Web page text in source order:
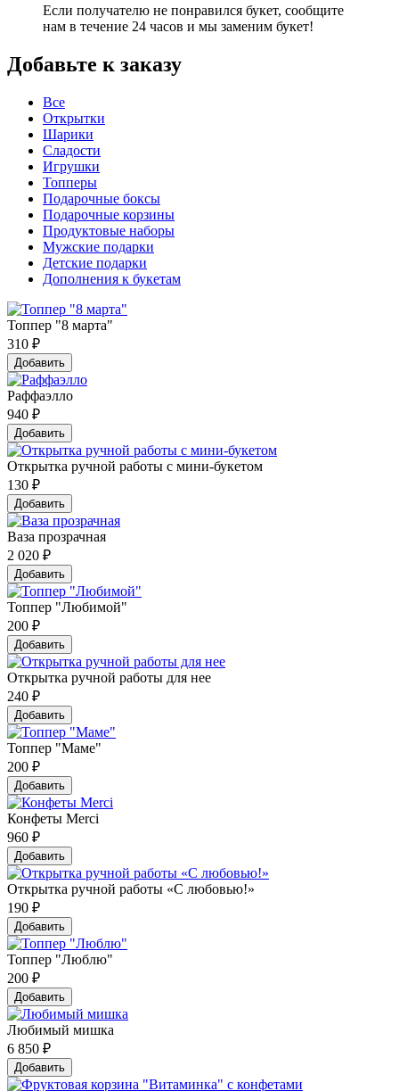
Если получателю не понравился букет, сообщите
нам в течение 24 часов и мы заменим букет!
Добавьте к заказу
Все
Открытки
Шарики
Сладости
Игрушки
Топперы
Подарочные боксы
Подарочные корзины
Продуктовые наборы
Мужские подарки
Детские подарки
Дополнения к букетам
Топпер "8 марта"
310 ₽
Добавить
Раффаэлло
940 ₽
Добавить
Открытка ручной работы с мини-букетом
130 ₽
Добавить
Ваза прозрачная
2 020 ₽
Добавить
Топпер "Любимой"
200 ₽
Добавить
Открытка ручной работы для нее
240 ₽
Добавить
Топпер "Маме"
200 ₽
Добавить
Конфеты Merci
960 ₽
Добавить
Открытка ручной работы «С любовью!»
190 ₽
Добавить
Топпер "Люблю"
200 ₽
Добавить
Любимый мишка
6 850 ₽
Добавить